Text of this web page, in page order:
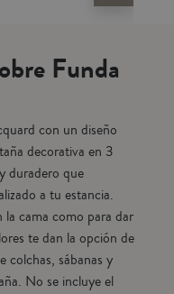
sofá. Sus colores te dan la
Funda
con un diseño
decorativa en 3
duradero que
a tu estancia.
la cama como para dar
te dan la opción de
colchas, sábanas y
No se incluye el